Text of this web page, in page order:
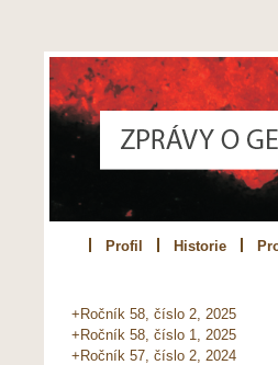
Profil Historie
+Ročník 58, číslo 2, 2025
+Ročník 58, číslo 1, 2025
+Ročník 57, číslo 2, 2024